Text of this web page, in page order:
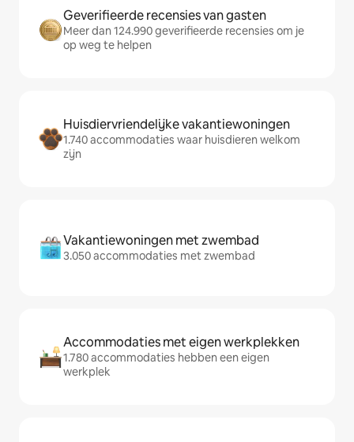
Geverifieerde recensies van gasten
Meer dan 124.990 geverifieerde recensies om je
op weg te helpen
Huisdiervriendelijke vakantiewoningen
1.740 accommodaties waar huisdieren welkom
zijn
Vakantiewoningen met zwembad
3.050 accommodaties met zwembad
Accommodaties met eigen werkplekken
1.780 accommodaties hebben een eigen
werkplek